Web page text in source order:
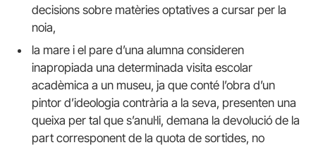
decisions sobre matèries optatives a cursar per la
noia,
la mare i el pare d’una alumna consideren
inapropiada una determinada visita escolar
acadèmica a un museu, ja que conté l’obra d’un
pintor d’ideologia contrària a la seva, presenten una
queixa per tal que s’anul·li, demana la devolució de la
part corresponent de la quota de sortides, no